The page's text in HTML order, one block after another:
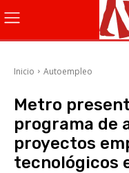
Inicio Autoempleo
Metro
programa de
proyectos
tecnológicos